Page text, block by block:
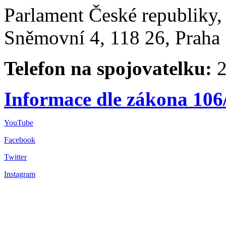
Parlament České
Sněmovní 4, 118 26,
Telefon na spojovatelku:
Informace dle zákona
YouTube
Facebook
Twitter
Instagram